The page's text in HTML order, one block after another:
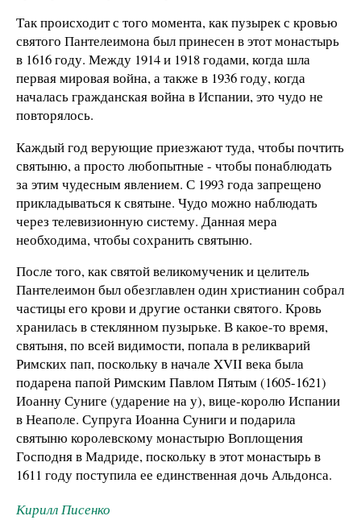
Так происходит с того момента, как пузырек с кровью
святого Пантелеимона был принесен в этот монастырь
в 1616 году. Между 1914 и 1918 годами, когда шла
первая мировая война, а также в 1936 году, когда
началась гражданская война в Испании, это чудо не
повторялось.
Каждый год верующие приезжают туда, чтобы почтить
святыню, а просто любопытные - чтобы понаблюдать
за этим чудесным явлением. С 1993 года запрещено
прикладываться к святыне. Чудо можно наблюдать
через телевизионную систему. Данная мера
необходима, чтобы сохранить святыню.
После того, как святой великомученик и целитель
Пантелеимон был обезглавлен один христианин собрал
частицы его крови и другие останки святого. Кровь
хранилась в стеклянном пузырьке. В какое-то время,
святыня, по всей видимости, попала в реликварий
Римских пап, поскольку в начале XVII века была
подарена папой Римским Павлом Пятым (1605-1621)
Иоанну Суниге (ударение на у), вице-королю Испании
в Неаполе. Супруга Иоанна Суниги и подарила
святыню королевскому монастырю Воплощения
Господня в Мадриде, поскольку в этот монастырь в
1611 году поступила ее единственная дочь Альдонса.
Кирилл Писенко